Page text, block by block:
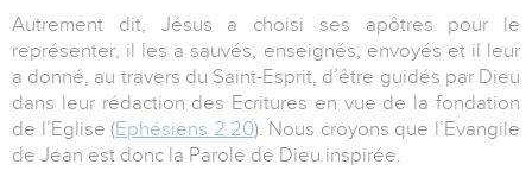
Autrement dit, Jésus a choisi ses apôtres pour le
représenter, il les a sauvés, enseignés, envoyés et il leur
a donné, au travers du Saint-Esprit, d’être guidés par Dieu
dans leur rédaction des Ecritures en vue de la fondation
de l’Eglise (Ephésiens 2.20). Nous croyons que l’Evangile
de Jean est donc la Parole de Dieu inspirée.